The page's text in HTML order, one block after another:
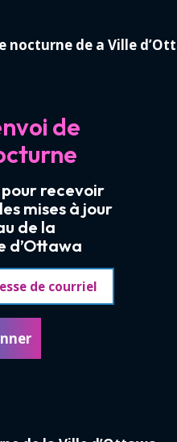
nocturne de a Ville
de
recevoir
mises à jour
de la
d’Ottawa